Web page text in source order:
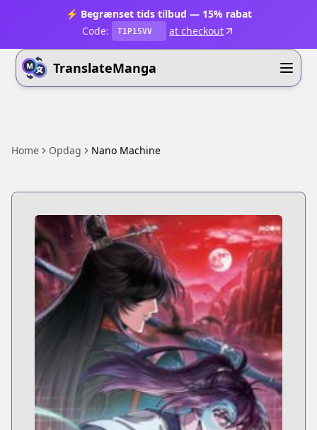
⚡ Begrænset tids tilbud — 15% rabat
Code:
T1P15VV at checkout
TranslateManga
Home Opdag Nano Machine